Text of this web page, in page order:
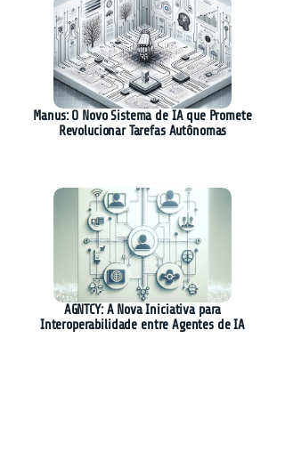
Manus: O Novo Sistema de IA que Promete
Revolucionar Tarefas Autônomas
AGNTCY: A Nova Iniciativa para
Interoperabilidade entre Agentes de IA